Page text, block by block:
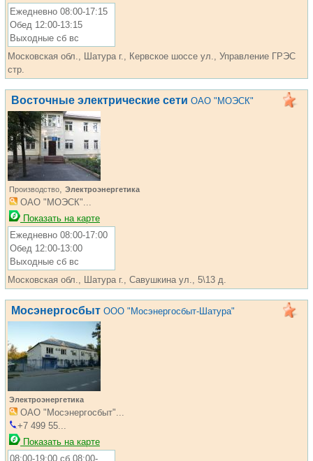
Ежедневно 08:00-17:15
Обед 12:00-13:15
Выходные сб вс
Московская обл., Шатура г., Кервское шоссе ул., Управление ГРЭС
стр.
Восточные электрические сети ОАО "МОЭСК"
Производство, Электроэнергетика
ОАО "МОЭСК"...
Показать на карте
Ежедневно 08:00-17:00
Обед 12:00-13:00
Выходные сб вс
Московская обл., Шатура г., Савушкина ул., 5\13 д.
Мосэнергосбыт ООО "Мосэнергосбыт-Шатура"
Электроэнергетика
ОАО "Мосэнергосбыт"...
+7 499 55...
Показать на карте
08:00-19:00 сб 08:00-